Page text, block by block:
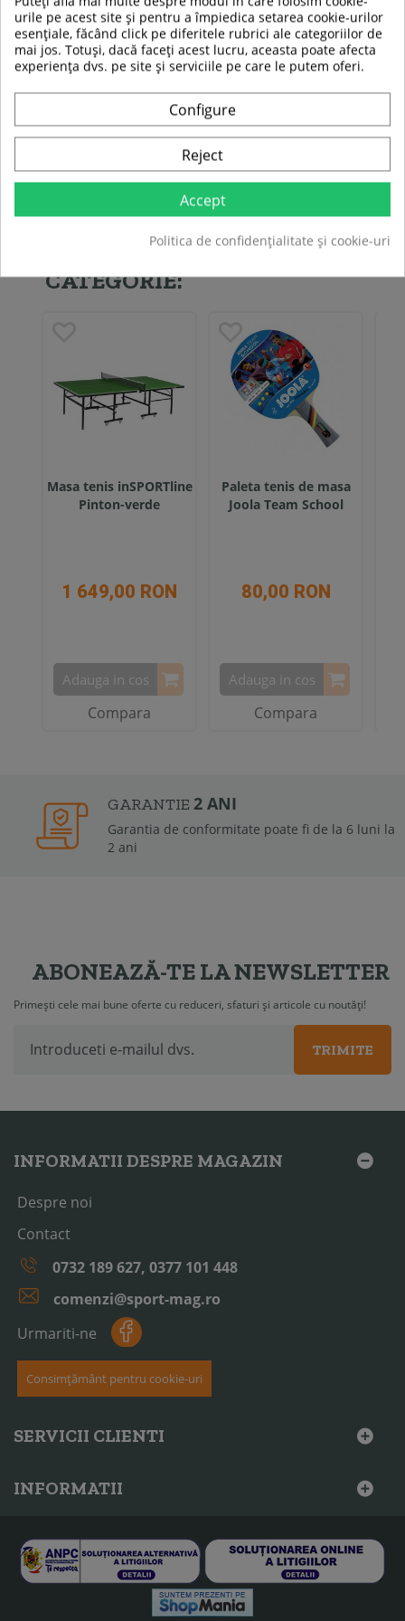
TABEL DE DATE
Interior
Fiti primul care isi scrie parerea !
ALTE PRODUSE DIN ACEEASI
CATEGORIE:
Masa tenis inSPORTline
Pinton-verde
1 649,00 RON
Adauga in cos
Compara
Paleta tenis de masa
Joola Team School
80,00 RON
Adauga in cos
Compara
GARANTIE2 ANI
Garantia de conformitate poate fi de la 6 luni la
2 ani
ABONEAZĂ-TE LA NEWSLETTER
Primești cele mai bune oferte cu reduceri, sfaturi și articole cu noutăți!
TRIMITE
INFORMATII DESPRE MAGAZIN
Despre noi
Contact
0732 189 627, 0377 101 448
comenzi@sport-mag.ro
Urmariti-ne
Consimțământ pentru cookie-uri
SERVICII CLIENTI
INFORMATII
urile pe acest site și pentru a împiedica setarea cookie-urilor
esențiale, făcând click pe diferitele rubrici ale categoriilor de
mai jos. Totuși, dacă faceți acest lucru, aceasta poate afecta
experiența dvs. pe site și serviciile pe care le putem oferi.
Configure
Reject
Accept
Politica de confidențialitate și cookie-uri